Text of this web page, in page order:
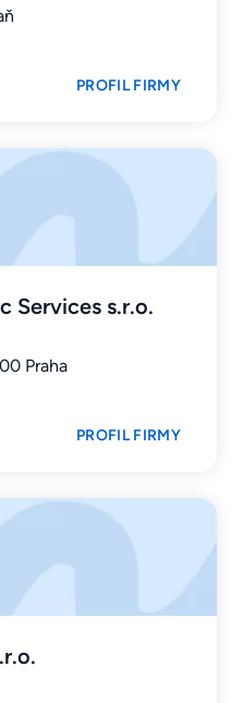
PROFIL FIRMY
Services s.r.o.
Praha
PROFIL FIRMY